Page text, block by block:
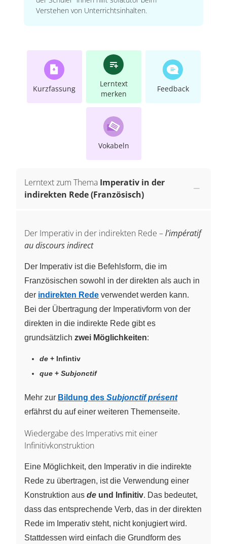
Verstehen von Unterrichtsinhalten.
Kurzfassung
Lerntext
merken
Feedback
Vokabeln
Lerntext zum Thema Imperativ in der
indirekten Rede (Französisch)
Der Imperativ in der indirekten Rede –l’impératif
au discours indirect
Der Imperativ ist die Befehlsform, die im
Französischen sowohl in der direkten als auch in
der indirekten Rede verwendet werden kann.
Bei der Übertragung der Imperativform von der
direkten in die indirekte Rede gibt es
grundsätzlich zwei Möglichkeiten:
de + Infintiv
que + Subjonctif
Mehr zur Bildung des Subjonctif présent
erfährst du auf einer weiteren Themenseite.
Wiedergabe des Imperativs mit einer
Infinitivkonstruktion
Eine Möglichkeit, den Imperativ in die indirekte
Rede zu übertragen, ist die Verwendung einer
Konstruktion aus de und Infinitiv. Das bedeutet,
dass das entsprechende Verb, das in der direkten
Rede im Imperativ steht, nicht konjugiert wird.
Stattdessen wird einfach die Grundform des